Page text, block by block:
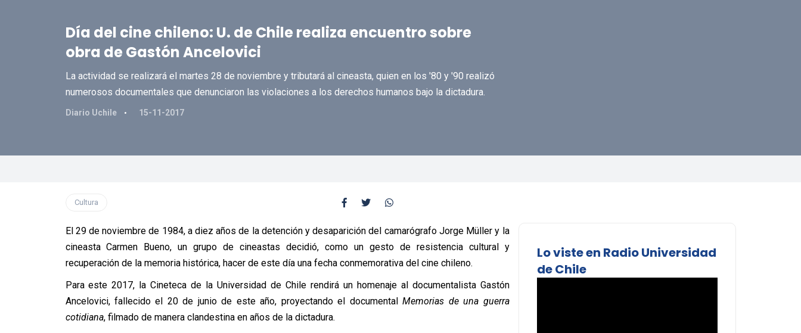
Día del cine chileno: U. de Chile realiza encuentro sobre
obra de Gastón Ancelovici
La actividad se realizará el martes 28 de noviembre y tributará al cineasta, quien en los '80 y '90 realizó
numerosos documentales que denunciaron las violaciones a los derechos humanos bajo la dictadura.
Diario Uchile 15-11-2017
Cultura
El 29 de noviembre de 1984, a diez años de la detención y desaparición del camarógrafo Jorge Müller y la
cineasta Carmen Bueno, un grupo de cineastas decidió, como un gesto de resistencia cultural y
recuperación de la memoria histórica, hacer de este día una fecha conmemorativa del cine chileno.
Para este 2017, la Cineteca de la Universidad de Chile rendirá un homenaje al documentalista Gastón
Ancelovici, fallecido el 20 de junio de este año, proyectando el documentalMemorias de una guerra
cotidiana, filmado de manera clandestina en años de la dictadura.
Lo viste en Radio Universidad
de Chile